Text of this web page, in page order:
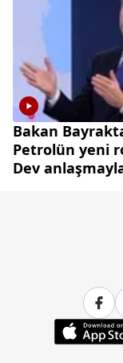
Bakan
Petrolün yeni
Dev